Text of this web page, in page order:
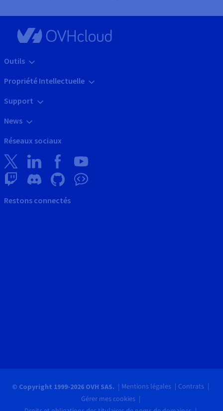
Outils
Propriété Intellectuelle
Support
News
Réseaux sociaux
Restons connectés
© Copyright 1999-2026 OVH SAS. Mentions légales
Contrats
Gérer mes cookies